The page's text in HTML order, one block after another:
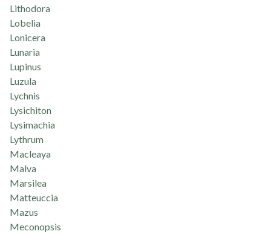
Lithodora
Lobelia
Lonicera
Lunaria
Lupinus
Luzula
Lychnis
Lysichiton
Lysimachia
Lythrum
Macleaya
Malva
Marsilea
Matteuccia
Mazus
Meconopsis